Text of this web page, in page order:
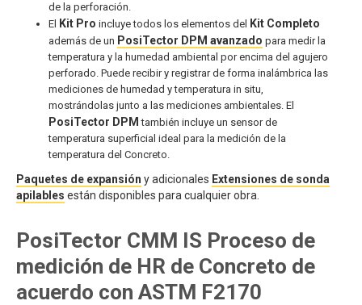
de la perforación.
El Kit Pro incluye todos los elementos del Kit Completo
además de un PosiTector DPM avanzado para medir la
temperatura y la humedad ambiental por encima del agujero
perforado. Puede recibir y registrar de forma inalámbrica las
mediciones de humedad y temperatura in situ,
mostrándolas junto a las mediciones ambientales. El
PosiTector DPM también incluye un sensor de
temperatura superficial ideal para la medición de la
temperatura del Concreto.
Paquetes de expansión y adicionales Extensiones de sonda
apilables están disponibles para cualquier obra.
PosiTector CMM IS Proceso de
medición de HR de Concreto de
acuerdo con ASTM F2170